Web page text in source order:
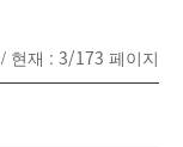
/ 현재 : 3/173 페이지